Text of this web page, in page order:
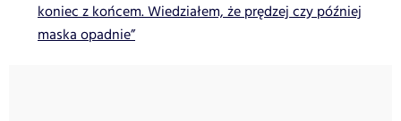
koniec z końcem. Wiedziałem, że prędzej czy później
maska opadnie”